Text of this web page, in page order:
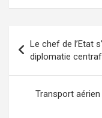
de
l’article
Le chef de l’Etat
diplomatie
Transport